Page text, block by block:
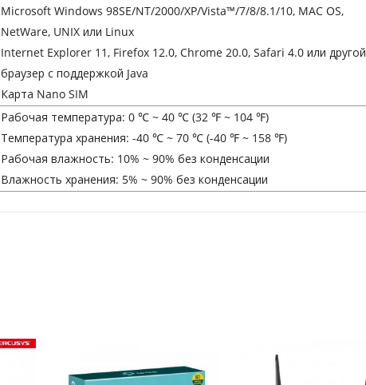
Microsoft Windows 98SE/NT/2000/XP/Vista™/7/8/8.1/10, MAC OS,
NetWare, UNIX или Linux
Internet Explorer 11, Firefox 12.0, Chrome 20.0, Safari 4.0 или другой
браузер с поддержкой Java
Карта Nano SIM
Рабочая температура: 0 ℃ ~ 40 ℃ (32 ℉ ~ 104 ℉)
Температура хранения: -40 ℃ ~ 70 ℃ (-40 ℉ ~ 158 ℉)
Рабочая влажность: 10% ~ 90% без конденсации
Влажность хранения: 5% ~ 90% без конденсации